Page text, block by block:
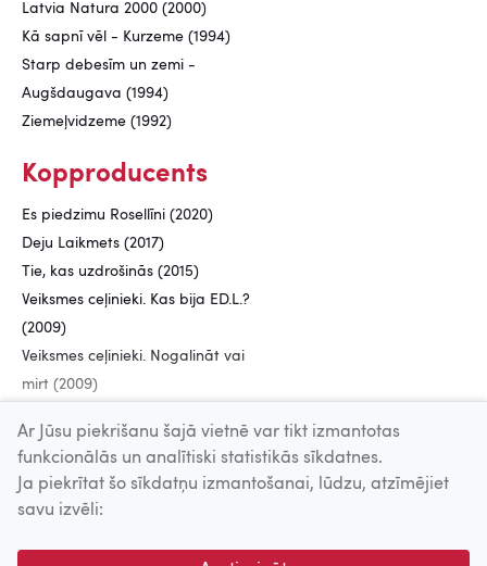
Latvia Natura 2000 (2000)
Kā sapnī vēl - Kurzeme (1994)
Starp debesīm un zemi -
Augšdaugava (1994)
Ziemeļvidzeme (1992)
Kopproducents
Es piedzimu Rosellīni (2020)
Deju Laikmets (2017)
Tie, kas uzdrošinās (2015)
Veiksmes ceļinieki. Kas bija ED.L.?
(2009)
Veiksmes ceļinieki. Nogalināt vai
mirt (2009)
Uz augšu
© 2026 Nacionālais Kino centrs, Kultūras informācijas sistēmu
Ar Jūsu piekrišanu šajā vietnē var tikt izmantotas
funkcionālās un analītiski statistikās sīkdatnes.
Ja piekrītat šo sīkdatņu izmantošanai, lūdzu, atzīmējiet
savu izvēli: